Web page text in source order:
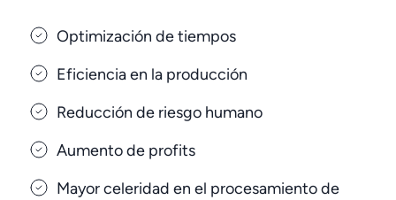
Optimización de tiempos
Eficiencia en la producción
Reducción de riesgo humano
Aumento de profits
Mayor celeridad en el procesamiento de